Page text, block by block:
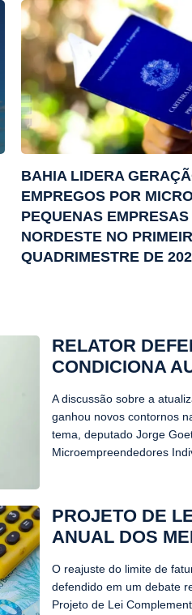
BAHIA LIDERA
EMPREGOS POR
PEQUENAS EMPRESAS
NORDESTE NO
QUADRIMESTRE DE
RELATOR
CONDICIONA
A discussão sobre a
ganhou novos contornos
tema, deputado Jorge
Microempreendedores
PROJETO DE
ANUAL DOS
O reajuste do limite de
defendido em um debate
Projeto de Lei